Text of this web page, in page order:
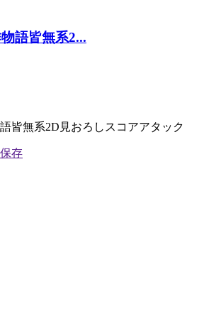
語皆無系2...
皆無系2D見おろしスコアアタック